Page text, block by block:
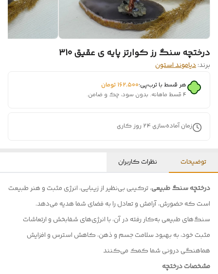
درختچه سنگ رز کوارتز پایه ی عقیق 310
برند:دیاموند استون
هر قسط با ترب‌پی:۱۶۲٬۵۰۰ تومان
۴ قسط ماهانه. بدون سود، چک و ضامن.
زمان آماده‌سازی 24 روز کاری
توضیحات نظرات کاربران
درختچه سنگ طبیعی، ترکیبی بی‌نظیر از زیبایی، انرژی مثبت و هنر طبیعت
است که حضورش، آرامش و تعادل را به فضای شما هدیه می‌دهد.
سنگ‌های طبیعی به‌کار رفته در آن، با انرژی‌های شفابخش و ارتعاشات
مثبت خود، به بهبود سلامت جسم و ذهن، کاهش استرس و افزایش
هماهنگی درونی شما کمک می‌کنند
مشخصات درختچه